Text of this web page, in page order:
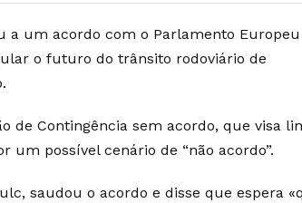
a um acordo com o Parlamento
o futuro do trânsito rodoviário de
de Contingência sem acordo, que visa
um possível cenário de “não acordo”.
saudou o acordo e disse que espera